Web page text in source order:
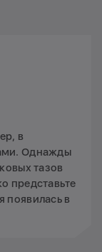
в
Однажды
тазов
представьте
появилась в